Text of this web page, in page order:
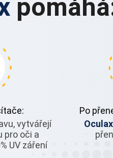
vytvářejí
pro oči a
UV záření
Po
Oculax